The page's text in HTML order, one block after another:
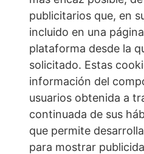
publicitarios que, en
incluido en una
plataforma desde la
solicitado. Estas
información del
usuarios obtenida a
continuada de sus
que permite
para mostrar